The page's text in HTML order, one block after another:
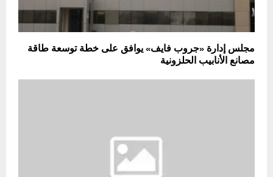
مجلس إدارة «جروب فايف» يوافق على خطة توسعة طاقة
مصانع الأنابيب الحلزونية